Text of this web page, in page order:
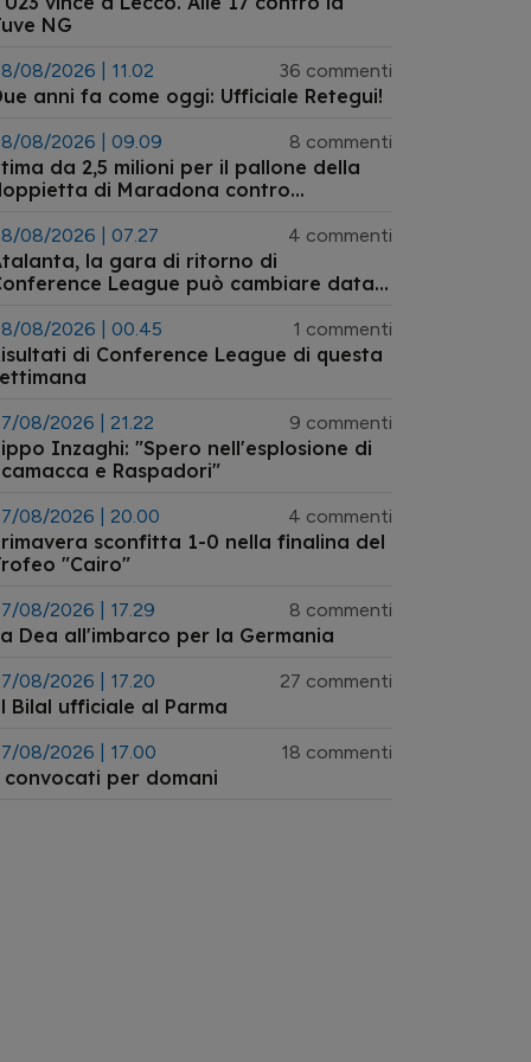
NG
08/2026 | 11.02 36 commenti
anni fa come oggi: Ufficiale Retegui!
08/2026 | 09.09 8 commenti
da 2,5 milioni per il pallone della
di Maradona contro
08/2026 | 07.27 4 commenti
la gara di ritorno di
League può cambiare data:
08/2026 | 00.45 1 commenti
di Conference League di questa
08/2026 | 21.22 9 commenti
Inzaghi: "Spero nell'esplosione di
e Raspadori"
08/2026 | 20.00 4 commenti
sconfitta 1-0 nella finalina del
"Cairo"
08/2026 | 17.29 8 commenti
Dea all'imbarco per la Germania
08/2026 | 17.20 27 commenti
Bilal ufficiale al Parma
08/2026 | 17.00 18 commenti
per domani